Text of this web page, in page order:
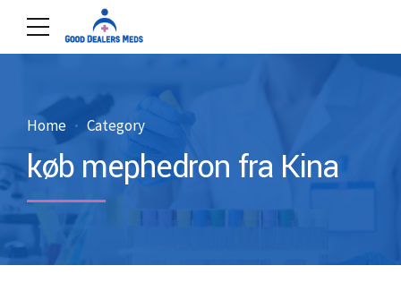
Home Category
køb mephedron fra Kina